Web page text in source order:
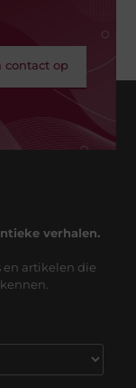
contact op
verhalen.
en artikelen die